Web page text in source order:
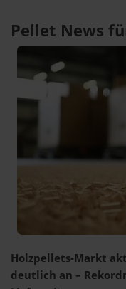
Pellet News
Holzpellets-Markt
deutlich an –